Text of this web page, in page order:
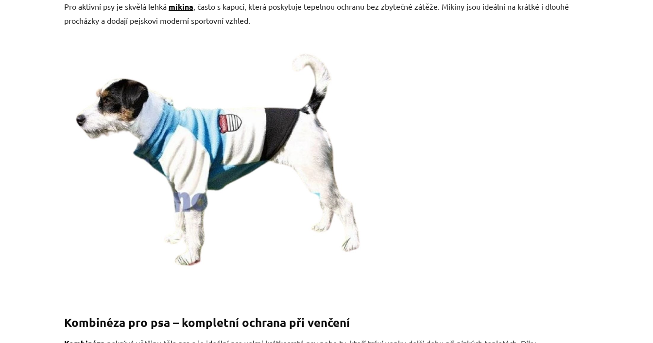
Pro aktivní psy je skvělá lehká mikina , často s kapucí, která poskytuje tepelnou ochranu bez zbytečné zátěže. Mikiny jsou ideální na krátké i dlouhé
procházky a dodají pejskovi moderní sportovní vzhled.
Kombinéza pro psa – kompletní ochrana při venčení